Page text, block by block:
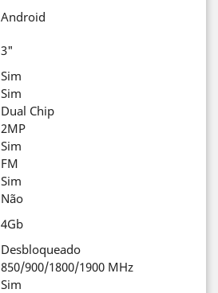
Android
3"
Sim
Sim
Dual Chip
2MP
Sim
FM
Sim
Não
4Gb
Desbloqueado
850/900/1800/1900 MHz
Sim